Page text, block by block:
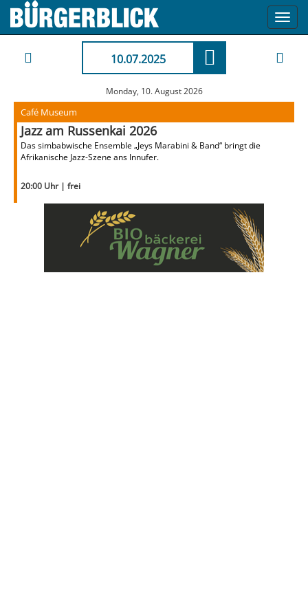
10.07.2025
Monday, 10. August 2026
Café Museum
Jazz am Russenkai 2026
Das simbabwische Ensemble „Jeys Marabini & Band“ bringt die
Afrikanische Jazz-Szene ans Innufer.
20:00 Uhr | frei